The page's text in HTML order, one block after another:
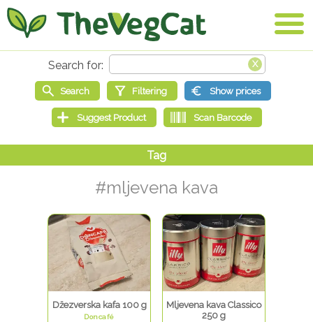
#mljevena kava
Džezverska kafa 100 g
Doncafé
Mljevena kava Classico
250 g